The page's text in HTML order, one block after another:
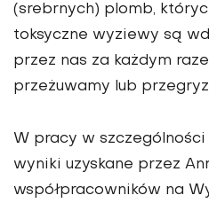
(srebrnych) plomb,
toksyczne wyziewy są
przez nas za każdym
przeżuwamy lub
W pracy w
wyniki uzyskane przez
współpracowników na